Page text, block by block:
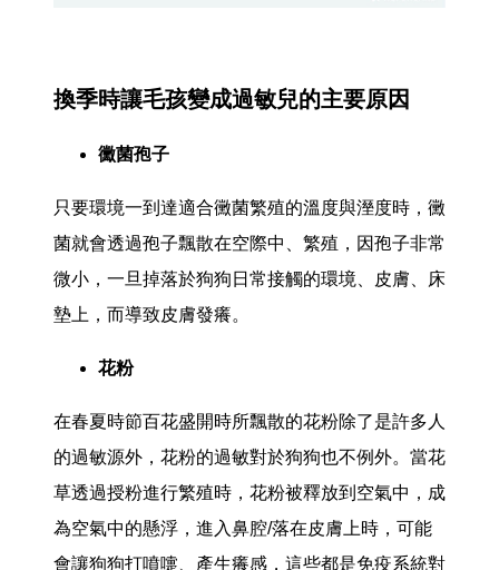
換季時讓毛孩變成過敏兒的主要原因
黴菌孢子
只要環境一到達適合黴菌繁殖的溫度與溼度時，黴
菌就會透過孢子飄散在空際中、繁殖，因孢子非常
微小，一旦掉落於狗狗日常接觸的環境、皮膚、床
墊上，而導致皮膚發癢。
花粉
在春夏時節百花盛開時所飄散的花粉除了是許多人
的過敏源外，花粉的過敏對於狗狗也不例外。當花
草透過授粉進行繁殖時，花粉被釋放到空氣中，成
為空氣中的懸浮，進入鼻腔/落在皮膚上時，可能
會讓狗狗打噴嚏、產生癢感，這些都是免疫系統對